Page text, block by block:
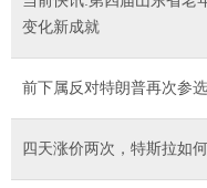
变化新成就
前下属反对特朗普再次参
四天涨价两次，特斯拉如